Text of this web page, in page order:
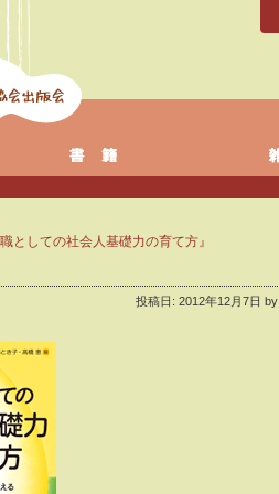
としての社会人基礎力の育て方』
投稿日: 2012年12月7日 by